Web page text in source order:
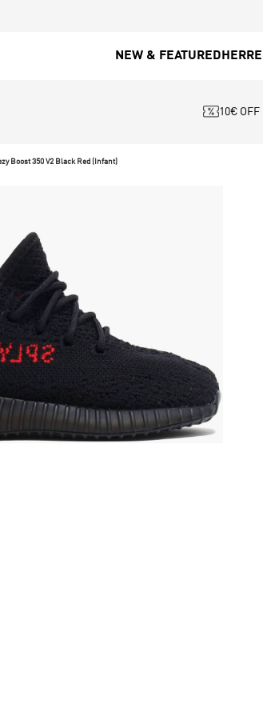
NEW & FEATURED
10€
Boost 350 V2 Black Red (Infant)